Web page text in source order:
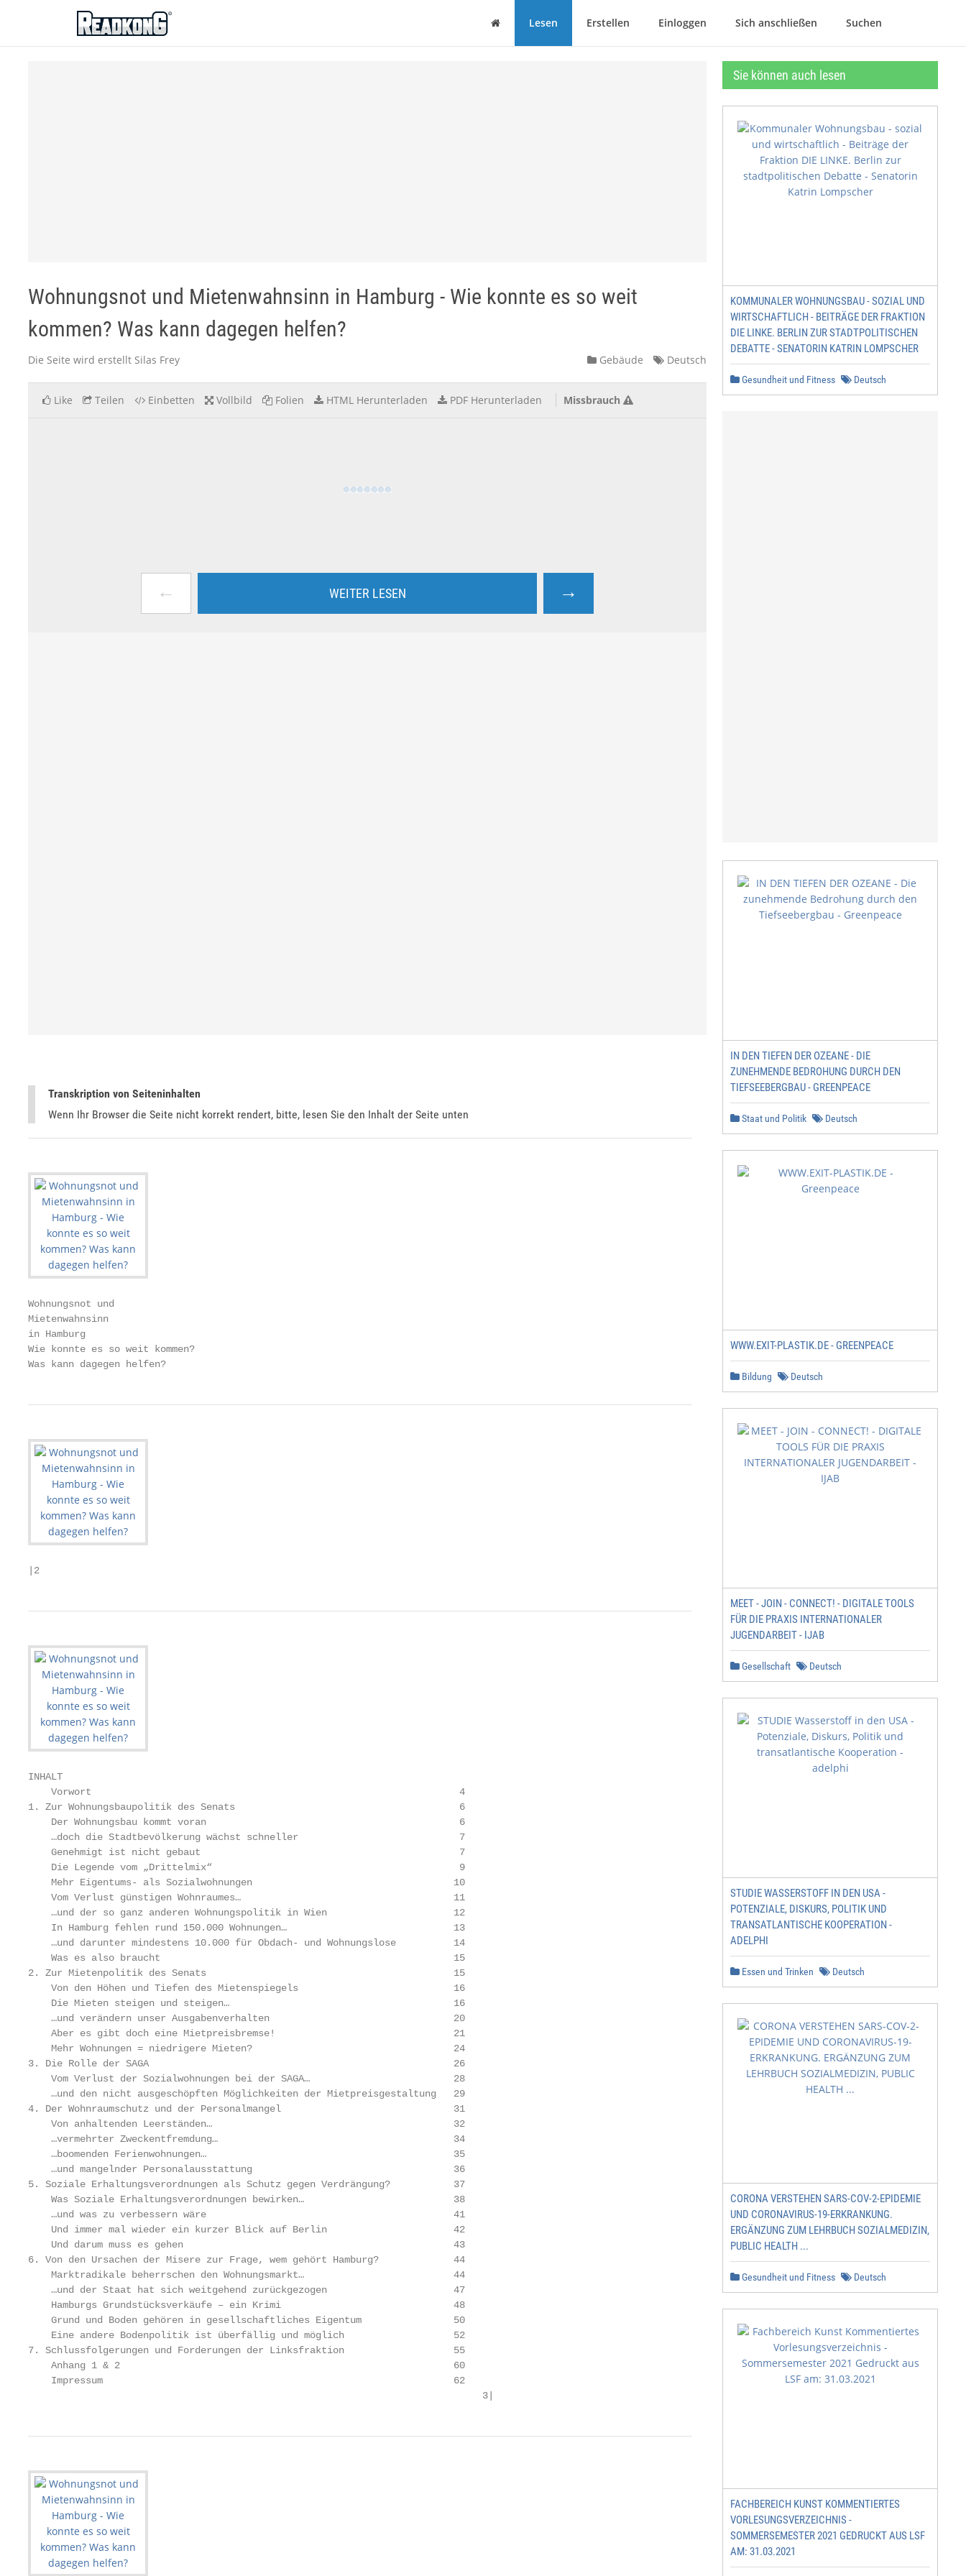
ReadkonG
Haus Lesen Erstellen Einloggen Sich anschließen Suchen
Wohnungsnot und Mietenwahnsinn in Hamburg - Wie konnte es so weit
kommen? Was kann dagegen helfen?
Die Seite wird erstellt Silas Frey Gebäude Deutsch
Like Teilen Einbetten Vollbild Folien HTML Herunterladen PDF Herunterladen Missbrauch
← WEITER LESEN →
Transkription von Seiteninhalten
Wenn Ihr Browser die Seite nicht korrekt rendert, bitte, lesen Sie den Inhalt der Seite unten
Wohnungsnot und
Mietenwahnsinn
in Hamburg
Wie konnte es so weit kommen?
Was kann dagegen helfen?
|2
INHALT
    Vorwort                                                                4
1. Zur Wohnungsbaupolitik des Senats                                       6
    Der Wohnungsbau kommt voran                                            6
    …doch die Stadtbevölkerung wächst schneller                            7
    Genehmigt ist nicht gebaut                                             7
    Die Legende vom „Drittelmix“                                           9
    Mehr Eigentums- als Sozialwohnungen                                   10
    Vom Verlust günstigen Wohnraumes…                                     11
    …und der so ganz anderen Wohnungspolitik in Wien                      12
    In Hamburg fehlen rund 150.000 Wohnungen…                             13
    …und darunter mindestens 10.000 für Obdach- und Wohnungslose          14
    Was es also braucht                                                   15
2. Zur Mietenpolitik des Senats                                           15
    Von den Höhen und Tiefen des Mietenspiegels                           16
    Die Mieten steigen und steigen…                                       16
    …und verändern unser Ausgabenverhalten                                20
    Aber es gibt doch eine Mietpreisbremse!                               21
    Mehr Wohnungen = niedrigere Mieten?                                   24
3. Die Rolle der SAGA                                                     26
    Vom Verlust der Sozialwohnungen bei der SAGA…                         28
    …und den nicht ausgeschöpften Möglichkeiten der Mietpreisgestaltung   29
4. Der Wohnraumschutz und der Personalmangel                              31
    Von anhaltenden Leerständen…                                          32
    …vermehrter Zweckentfremdung…                                         34
    …boomenden Ferienwohnungen…                                           35
    …und mangelnder Personalausstattung                                   36
5. Soziale Erhaltungsverordnungen als Schutz gegen Verdrängung?           37
    Was Soziale Erhaltungsverordnungen bewirken…                          38
    …und was zu verbessern wäre                                           41
    Und immer mal wieder ein kurzer Blick auf Berlin                      42
    Und darum muss es gehen                                               43
6. Von den Ursachen der Misere zur Frage, wem gehört Hamburg?             44
    Marktradikale beherrschen den Wohnungsmarkt…                          44
    …und der Staat hat sich weitgehend zurückgezogen                      47
    Hamburgs Grundstücksverkäufe – ein Krimi                              48
    Grund und Boden gehören in gesellschaftliches Eigentum                50
    Eine andere Bodenpolitik ist überfällig und möglich                   52
7. Schlussfolgerungen und Forderungen der Linksfraktion                   55
    Anhang 1 & 2                                                          60
    Impressum                                                             62
                                                                               3|
Sie können auch lesen
KOMMUNALER WOHNUNGSBAU - SOZIAL UND
WIRTSCHAFTLICH - BEITRÄGE DER FRAKTION
DIE LINKE. BERLIN ZUR STADTPOLITISCHEN
DEBATTE - SENATORIN KATRIN LOMPSCHER
Gesundheit und Fitness Deutsch
IN DEN TIEFEN DER OZEANE - DIE
ZUNEHMENDE BEDROHUNG DURCH DEN
TIEFSEEBERGBAU - GREENPEACE
Staat und Politik Deutsch
WWW.EXIT-PLASTIK.DE - GREENPEACE
Bildung Deutsch
MEET - JOIN - CONNECT! - DIGITALE TOOLS
FÜR DIE PRAXIS INTERNATIONALER
JUGENDARBEIT - IJAB
Gesellschaft Deutsch
STUDIE WASSERSTOFF IN DEN USA -
POTENZIALE, DISKURS, POLITIK UND
TRANSATLANTISCHE KOOPERATION -
ADELPHI
Essen und Trinken Deutsch
CORONA VERSTEHEN SARS-COV-2-EPIDEMIE
UND CORONAVIRUS-19-ERKRANKUNG.
ERGÄNZUNG ZUM LEHRBUCH SOZIALMEDIZIN,
PUBLIC HEALTH ...
Gesundheit und Fitness Deutsch
FACHBEREICH KUNST KOMMENTIERTES
VORLESUNGSVERZEICHNIS -
SOMMERSEMESTER 2021 GEDRUCKT AUS LSF
AM: 31.03.2021